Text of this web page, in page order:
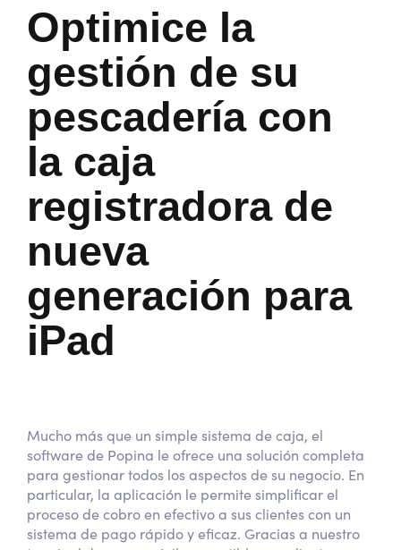
Optimice la
gestión de su
pescadería con
la caja
registradora de
nueva
generación para
iPad
Mucho más que un simple sistema de caja, el
software de Popina le ofrece una solución completa
para gestionar todos los aspectos de su negocio. En
particular, la aplicación le permite simplificar el
proceso de cobro en efectivo a sus clientes con un
sistema de pago rápido y eficaz. Gracias a nuestro